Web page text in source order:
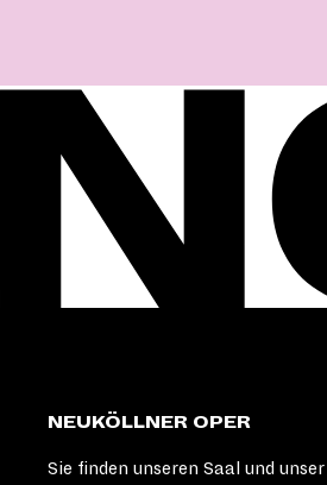
NEUKÖLLNER OPER
Sie finden unseren Saal und